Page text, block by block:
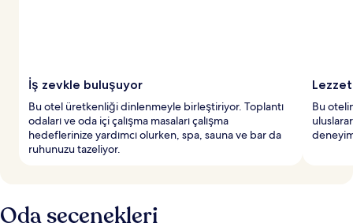
İş zevkle buluşuyor
Bu otel üretkenliği dinlenmeyle birleştiriyor. Toplantı
odaları ve oda içi çalışma masaları çalışma
hedeflerinize yardımcı olurken, spa, sauna ve bar da
ruhunuzu tazeliyor.
Bu
Oda seçenekleri